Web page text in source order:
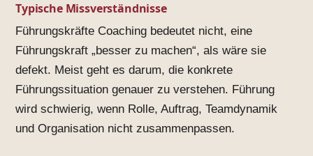
Typische Missverständnisse
Führungskräfte Coaching bedeutet nicht, eine
Führungskraft „besser zu machen“, als wäre sie
defekt. Meist geht es darum, die konkrete
Führungssituation genauer zu verstehen. Führung
wird schwierig, wenn Rolle, Auftrag, Teamdynamik
und Organisation nicht zusammenpassen.